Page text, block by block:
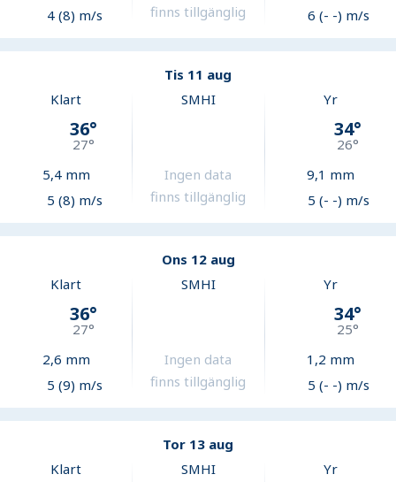
4 (8) m/s
finns tillgänglig
6 (- -) m/s
Tis 11 aug
Klart
36°
27°
5,4mm
5 (8) m/s
SMHI
Ingen data
finns tillgänglig
Yr
34°
26°
9,1 mm
5 (- -) m/s
Ons 12 aug
Klart
36°
27°
2,6 mm
5 (9) m/s
SMHI
Ingen data
finns tillgänglig
Yr
34°
25°
1,2 mm
5 (- -) m/s
Tor 13 aug
Klart
SMHI Yr